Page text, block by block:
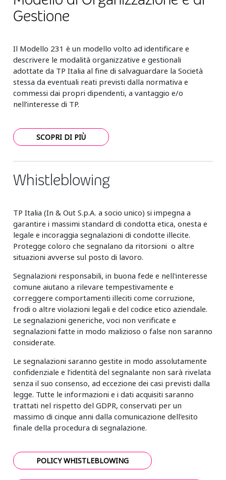
Gestione
Il Modello 231 è un modello volto ad identificare e
descrivere le modalità organizzative e gestionali
adottate da TP Italia al fine di salvaguardare la Società
stessa da eventuali reati previsti dalla normativa e
commessi dai propri dipendenti, a vantaggio e/o
nell’interesse di TP.
SCOPRI DI PIÙ
Whistleblowing
TP Italia (In & Out S.p.A. a socio unico) si impegna a
garantire i massimi standard di condotta etica, onesta e
legale e incoraggia segnalazioni di condotte illecite.
Protegge coloro che segnalano da ritorsioni o altre
situazioni avverse sul posto di lavoro.
Segnalazioni responsabili, in buona fede e nell'interesse
comune aiutano a rilevare tempestivamente e
correggere comportamenti illeciti come corruzione,
frodi o altre violazioni legali e del codice etico aziendale.
Le segnalazioni generiche, voci non verificate e
segnalazioni fatte in modo malizioso o false non saranno
considerate.
Le segnalazioni saranno gestite in modo assolutamente
confidenziale e l’identità del segnalante non sarà rivelata
senza il suo consenso, ad eccezione dei casi previsti dalla
legge. Tutte le informazioni e i dati acquisiti saranno
trattati nel rispetto del GDPR, conservati per un
massimo di cinque anni dalla comunicazione dell'esito
finale della procedura di segnalazione.
POLICY WHISTLEBLOWING